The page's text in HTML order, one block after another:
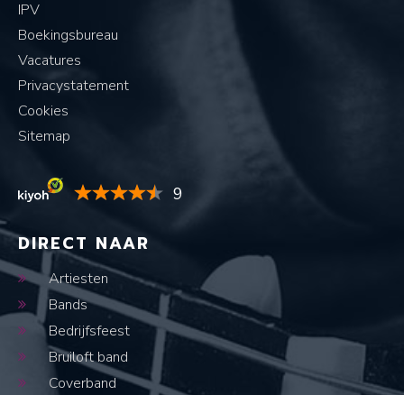
IPV
Boekingsbureau
Vacatures
Privacystatement
Cookies
Sitemap
9
DIRECT NAAR
Artiesten
Bands
Bedrijfsfeest
Bruiloft band
Coverband